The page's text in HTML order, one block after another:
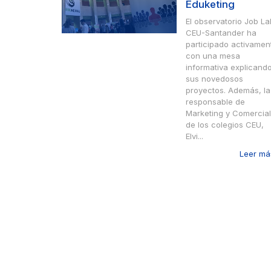
Eduketing
El observatorio Job
CEU-Santander ha
participado
con una mesa
informativa explicando
sus novedosos
proyectos. Además, la
responsable de
Marketing y Comercial
de los colegios CEU,
Elvi...
Leer